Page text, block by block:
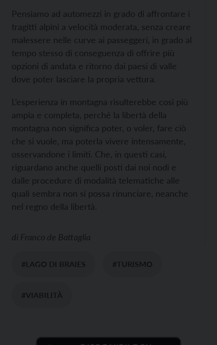
Pensiamo ad automezzi in grado di affrontare i
tragitti alpini a velocità moderata, senza creare
malessere nelle curve ai passeggeri, in grado al
tempo stesso di conseguenza di offrire più
opzioni di andata e ritorno dai paesi di valle
dove poter lasciare la propria vettura.
L’esperienza in montagna risulterebbe così più
ampia e completa, perché la libertà della
montagna non significa poter, o voler, fare ciò
che si vuole, ma poterla vivere intensamente,
osservandone i limiti. Che, in questi casi,
riguardano anche quelli posti dai noi nodi e
dalle procedure di modalità telematiche alle
quali sembra non si possa rinunciare, neanche
nel regno della libertà.
di Franco de Battaglia
#LAGO DI BRAIES #TURISMO
#VIABILITÀ